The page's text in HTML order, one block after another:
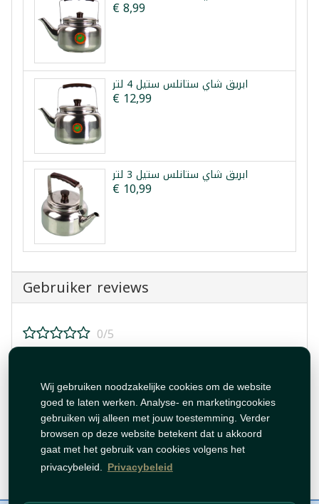
Wij gebruiken noodzakelijke cookies om de website
goed te laten werken. Analyse- en marketingcookies
gebruiken wij alleen met jouw toestemming. Verder
browsen op deze website betekent dat u akkoord
gaat met het gebruik van cookies volgens het
privacybeleid. Privacybeleid
€ 8,99
ابريق شاي ستانلس ستيل 4 لتر
€ 12,99
ابريق شاي ستانلس ستيل 3 لتر
€ 10,99
Gebruiker reviews
0/5
Beoordeling plaatsen